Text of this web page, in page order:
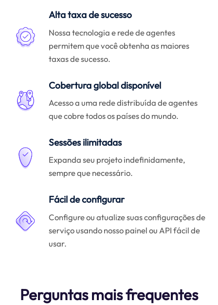
Alta taxa de sucesso
Nossa tecnologia e rede de agentes
permitem que você obtenha as maiores
taxas de sucesso.
Cobertura global disponível
Acesso a uma rede distribuída de agentes
que cobre todos os países do mundo.
Sessões ilimitadas
Expanda seu projeto indefinidamente,
sempre que necessário.
Fácil de configurar
Configure ou atualize suas configurações de
serviço usando nosso painel ou API fácil de
usar.
Perguntas mais frequentes